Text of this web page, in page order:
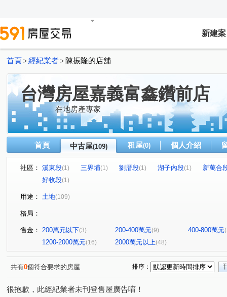
新建案
首頁 > 經紀業者 > 陳振隆的店舖
台灣房屋嘉義富鑫鑽前店
在地房產專家
首頁 中古屋(109) 租屋(0) 個人介紹
社區： 溪東段(1) 三界埔(1) 劉厝段(1) 湖子內段(1)
新萬合
好收段(1)
用途： 土地(109)
格局：
售金： 200萬元以下(3) 200-400萬元(9) 400-800萬元
1200-2000萬元(16) 2000萬元以上(48)
共有0個符合要求的房屋 排序：
很抱歉，此經紀業者未刊登售屋廣告唷！